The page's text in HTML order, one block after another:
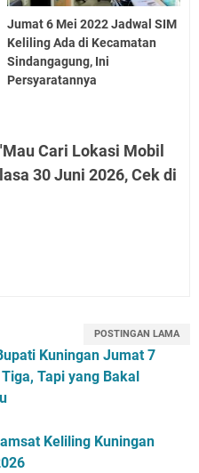
Jumat 6 Mei 2022 Jadwal SIM
Keliling Ada di Kecamatan
Sindangagung, Ini
Persyaratannya
Cari Lokasi Mobil
30 Juni 2026, Cek di
POSTINGAN LAMA
Kuningan Jumat 7
Tapi yang Bakal
Keliling Kuningan